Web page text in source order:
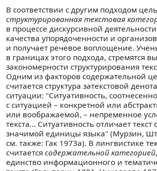
В соответствии с другим подходом
структурированная текстовая
в процессе дискурсивной
качества упорядоченности и
и получает речевое воплощение.
в границах этого подхода, стремятся
закономерности структурирования
Одним из факторов содержательной
считается структура затекстовой
ситуации: "Ситуативность,
с ситуацией – конкретной или
или воображаемой, – непременное
текста... Ситуативность отличает
значимой единицы языка" (Мурзин,
см. также: Гак 1973а). В лингвистике
считается содержательной категорией
единство информационного и